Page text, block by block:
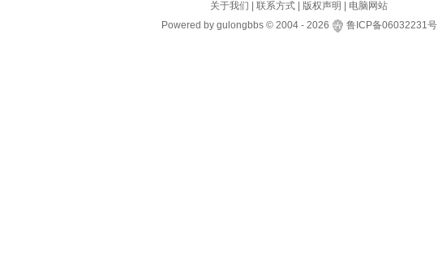
关于我们 |联系方式 版权声明
电脑网站
Powered by gulongbbs ©2004 - 2026 鲁ICP备06032231号